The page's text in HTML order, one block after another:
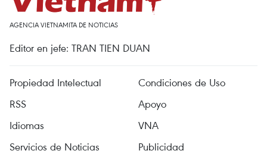
AGENCIA VIETNAMITA DE NOTICIAS
Editor en jefe: TRAN TIEN DUAN
Propiedad Intelectual
Condiciones de Uso
RSS
Apoyo
Idiomas
VNA
Servicios de Noticias
Publicidad